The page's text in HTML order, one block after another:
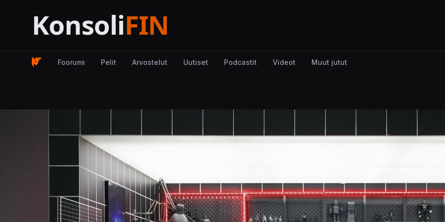
Foorumi Pelit Arvostelut Uutiset Podcastit Videot Muut jutut